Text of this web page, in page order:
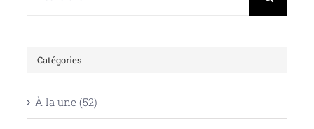
Catégories
À la une (52)